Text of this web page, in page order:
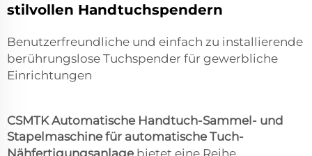
stilvollen Handtuchspendern
Benutzerfreundliche und einfach zu installierende
berührungslose Tuchspender für gewerbliche
Einrichtungen
CSMTK Automatische Handtuch-Sammel- und
Stapelmaschine für automatische Tuch-
Nähfertigungsanlage bietet eine Reihe